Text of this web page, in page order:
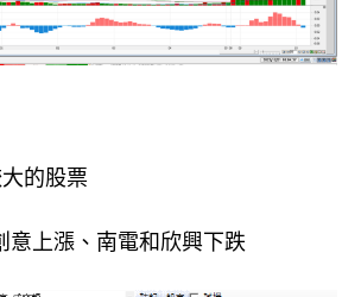
的股票
意上漲、南電和欣興下跌